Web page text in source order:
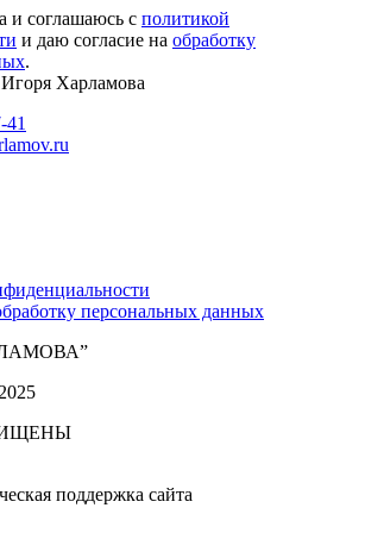
и соглашаюсь с политикой
и даю согласие на обработку
.
41
персональных данных
поддержка сайта